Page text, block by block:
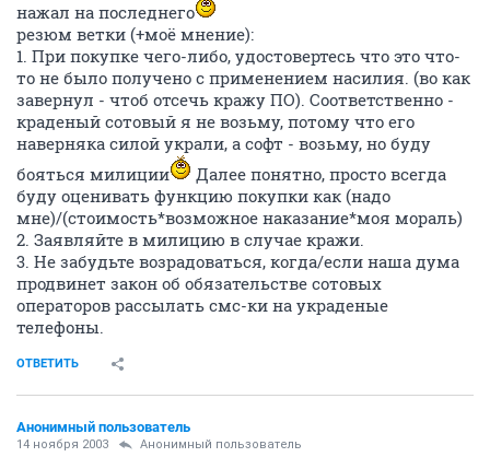
нажал на последнего
резюм ветки (+моё мнение):
1. При покупке чего-либо, удостовертесь что это что-
то не было получено с применением насилия. (во как
завернул - чтоб отсечь кражу ПО). Соответственно -
краденый сотовый я не возьму, потому что его
наверняка силой украли, а софт - возьму, но буду
бояться милиции
Далее понятно, просто всегда
буду оценивать функцию покупки как (надо
мне)/(стоимость*возможное наказание*моя мораль)
2. Заявляйте в милицию в случае кражи.
3. Не забудьте возрадоваться, когда/если наша дума
продвинет закон об обязательстве сотовых
операторов рассылать смс-ки на украденые
телефоны.
ОТВЕТИТЬ
Анонимный пользователь
14 ноября 2003 Анонимный пользователь